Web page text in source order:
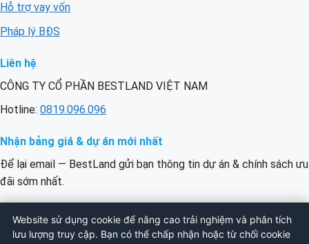
Hỗ trợ vay vốn
Pháp lý BĐS
Liên hệ
CÔNG TY CỔ PHẦN BESTLAND VIỆT NAM
Hotline: 0819.096.096
Nhận bảng giá & dự án mới nhất
Để lại email — BestLand gửi bạn thông tin dự án & chính sách ưu
đãi sớm nhất.
của
ĐĂNG KÝ
Website sử dụng cookie để nâng cao trải nghiệm và phân tích
lưu lượng truy cập. Bạn có thể chấp nhận hoặc từ chối cookie